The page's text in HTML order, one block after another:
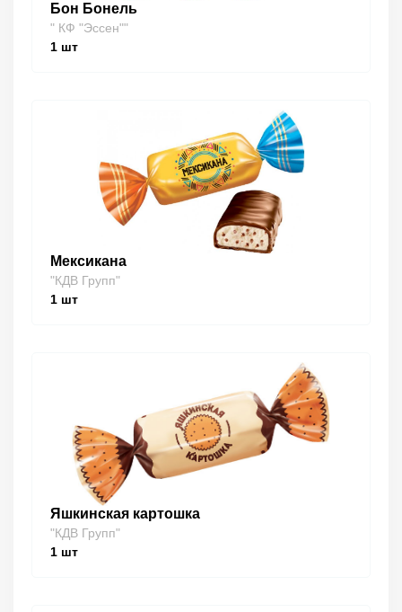
Бон Бонель
" КФ "Эссен""
1 шт
Мексикана
"КДВ Групп"
1 шт
Яшкинская картошка
"КДВ Групп"
1 шт